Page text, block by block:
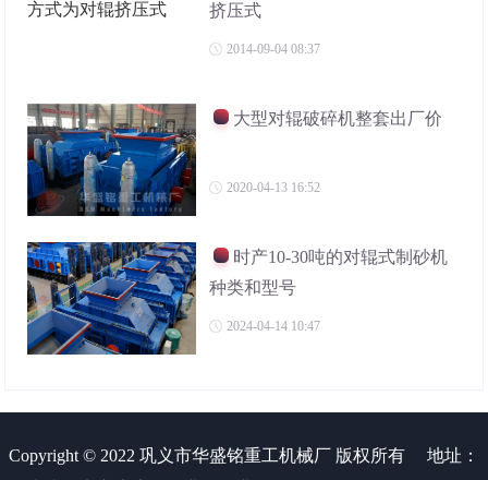
挤压式
2014-09-04 08:37
大型对辊破碎机整套出厂价
2020-04-13 16:52
时产10-30吨的对辊式制砂机
种类和型号
2024-04-14 10:47
Copyright © 2022 巩义市华盛铭重工机械厂 版权所有
地址：